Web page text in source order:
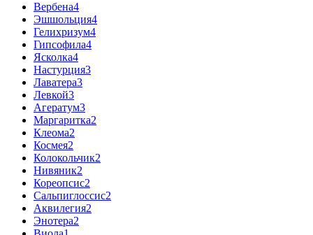
Вербена4
Эшшольция4
Гелихризум4
Гипсофила4
Ясколка4
Настурция3
Лаватера3
Левкой3
Агератум3
Маргаритка2
Клеома2
Космея2
Колокольчик2
Нивяник2
Кореопсис2
Сальпиглоссис2
Аквилегия2
Энотера2